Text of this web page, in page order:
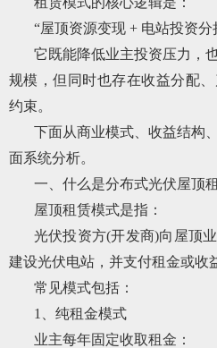
“屋顶资源变现 + 电站投资
它既能降低业主投资压力，
规模，但同时也存在收益分配
约束。
下面从商业模式、收益结构
面系统分析。
一、什么是分布式光伏屋顶
屋顶租赁模式是指：
光伏投资方(开发商)向屋顶
建设光伏电站，并支付租金或收
常见模式包括：
1、纯租金模式
业主每年固定收取租金：